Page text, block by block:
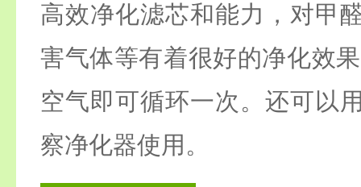
高效净化滤芯和能力，对甲
害气体等有着很好的净化效
空气即可循环一次。还可以
察净化器使用。